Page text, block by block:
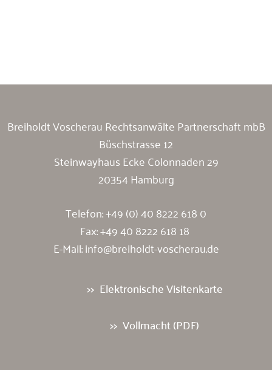
Breiholdt Voscherau Rechtsanwälte Partnerschaft mbB
Büschstrasse 12
Steinwayhaus Ecke Colonnaden 29
20354 Hamburg
Telefon:+49 (0) 40 8222 618 0
Fax: +49 40 8222 618 18
E-Mail:info@breiholdt-voscherau.de
Elektronische Visitenkarte
Vollmacht (PDF)